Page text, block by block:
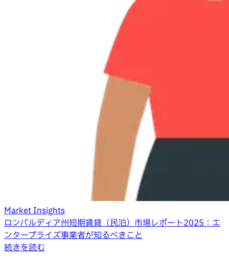
Market Insights
ロンバルディア州短期賃貸（民泊）市場レポート2025：エ
ンタープライズ事業者が知るべきこと
続きを読む